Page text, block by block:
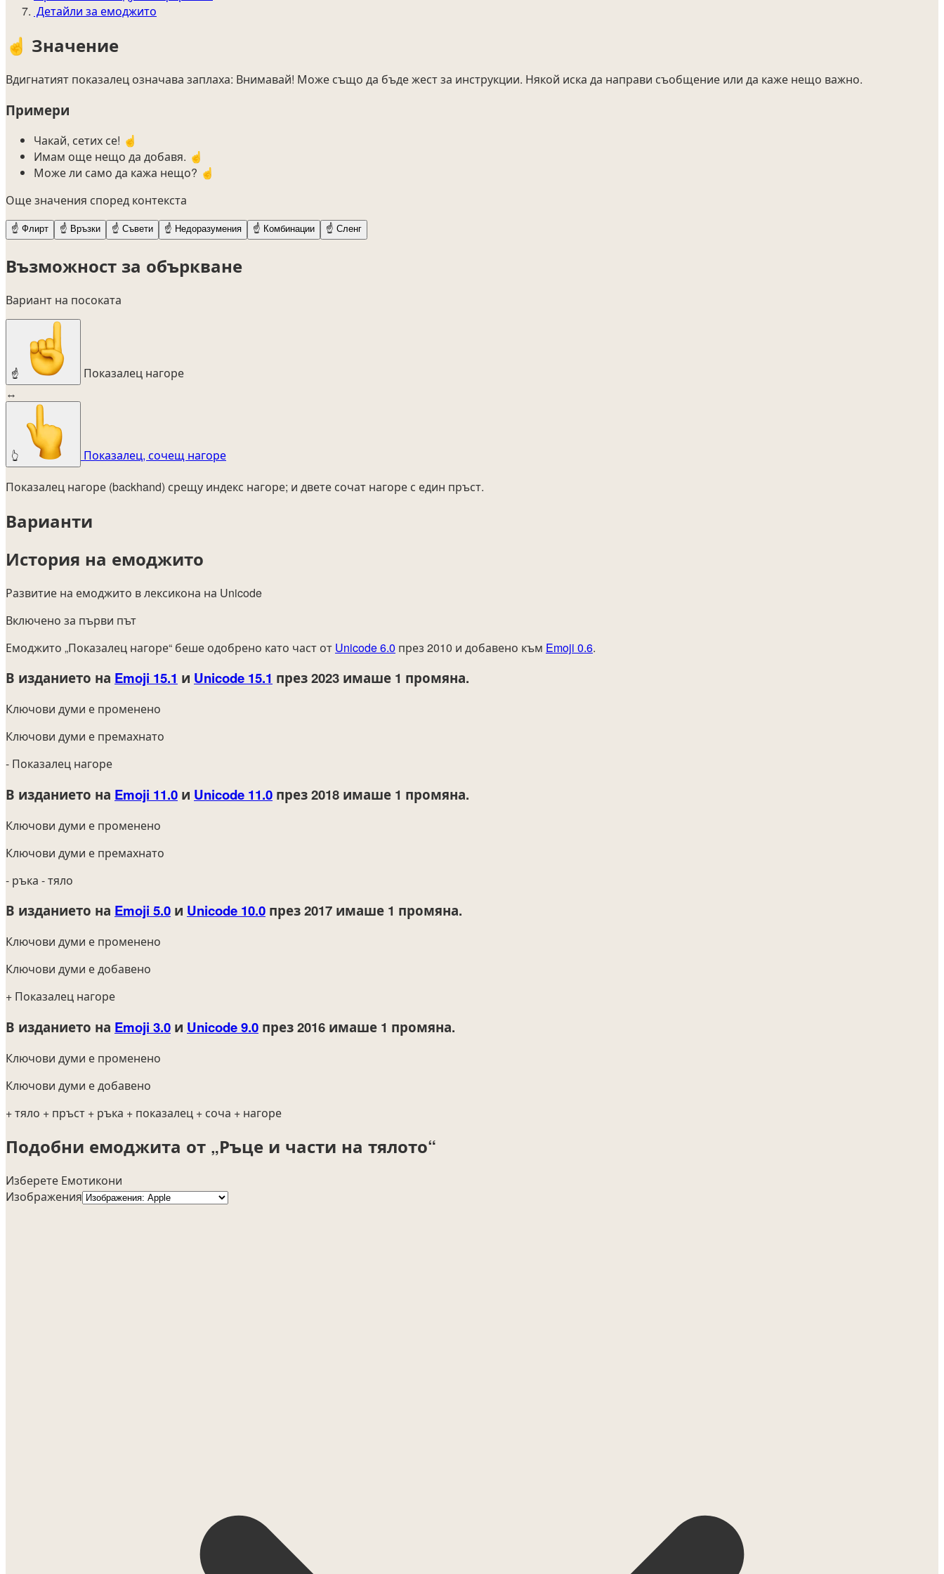
Детайли за емоджито
☝️ Значение
Вдигнатият показалец означава заплаха: Внимавай! Може също да бъде жест за инструкции. Някой иска да направи съобщение или да каже нещо важно.
Примери
Чакай, сетих се! ☝️
Имам още нещо да добавя. ☝️
Може ли само да кажа нещо? ☝️
Още значения според контекста
☝️ Флирт ☝️ Връзки ☝️ Съвети ☝️ Недоразумения ☝️ Комбинации ☝️ Сленг
Възможност за объркване
Вариант на посоката
☝️
Показалец нагоре
↔
👆
Показалец, сочещ нагоре
Показалец нагоре (backhand) срещу индекс нагоре; и двете сочат нагоре с един пръст.
Варианти
История на емоджито
Развитие на емоджито в лексикона на Unicode
Включено за първи път
Емоджито „Показалец нагоре“ беше одобрено като част от Unicode 6.0 през 2010 и добавено към Emoji 0.6.
В изданието на Emoji 15.1 и Unicode 15.1 през 2023 имаше 1 промяна.
Ключови думи е променено
Ключови думи е премахнато
- Показалец нагоре
В изданието на Emoji 11.0 и Unicode 11.0 през 2018 имаше 1 промяна.
Ключови думи е променено
Ключови думи е премахнато
- ръка - тяло
В изданието на Emoji 5.0 и Unicode 10.0 през 2017 имаше 1 промяна.
Ключови думи е променено
Ключови думи е добавено
+ Показалец нагоре
В изданието на Emoji 3.0 и Unicode 9.0 през 2016 имаше 1 промяна.
Ключови думи е променено
Ключови думи е добавено
+ тяло + пръст + ръка + показалец + соча + нагоре
Подобни емоджита от „Ръце и части на тялото“
Изберете Емотикони
Изображения